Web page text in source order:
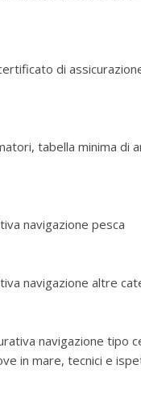
di
tabella minima di
navigazione pesca
navigazione altre
navigazione tipo
in mare, tecnici e